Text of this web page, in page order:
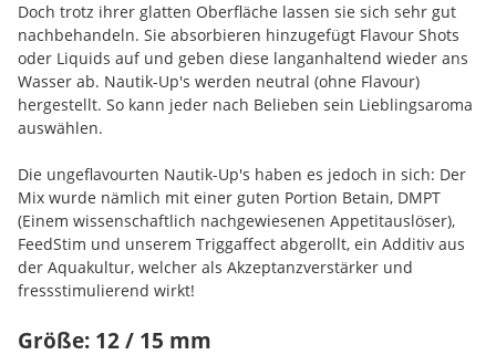
Doch trotz ihrer glatten Oberfläche lassen sie sich sehr gut
nachbehandeln. Sie absorbieren hinzugefügt Flavour Shots
oder Liquids auf und geben diese langanhaltend wieder ans
Wasser ab. Nautik-Up's werden neutral (ohne Flavour)
hergestellt. So kann jeder nach Belieben sein Lieblingsaroma
auswählen.
Die ungeflavourten Nautik-Up's haben es jedoch in sich: Der
Mix wurde nämlich mit einer guten Portion Betain, DMPT
(Einem wissenschaftlich nachgewiesenen Appetitauslöser),
FeedStim und unserem Triggaffect abgerollt, ein Additiv aus
der Aquakultur, welcher als Akzeptanzverstärker und
fressstimulierend wirkt!
Größe: 12 / 15 mm